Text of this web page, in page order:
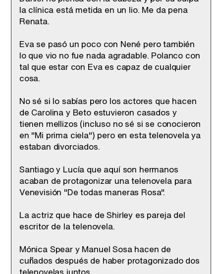
la clínica está metida en un lio. Me da pena
Renata.
Eva se pasó un poco con Nené pero también
lo que vio no fue nada agradable. Polanco con
tal que estar con Eva es capaz de cualquier
cosa.
No sé si lo sabías pero los actores que hacen
de Carolina y Beto estuvieron casados y
tienen mellizos (incluso no sé si se conocieron
en "Mi prima ciela") pero en esta telenovela ya
estaban divorciados.
Santiago y Lucía que aquí son hermanos
acaban de protagonizar una telenovela para
Venevisión "De todas maneras Rosa".
La actriz que hace de Shirley es pareja del
escritor de la telenovela.
Mónica Spear y Manuel Sosa hacen de
cuñados después de haber protagonizado dos